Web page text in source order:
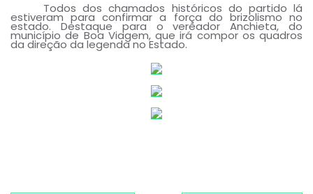
Todos dos chamados históricos do partido lá
estiveram para confirmar a força do brizolismo no
estado. Destaque para o vereador Anchieta, do
município de Boa Viagem, que irá compor os quadros
da direção da legenda no Estado.